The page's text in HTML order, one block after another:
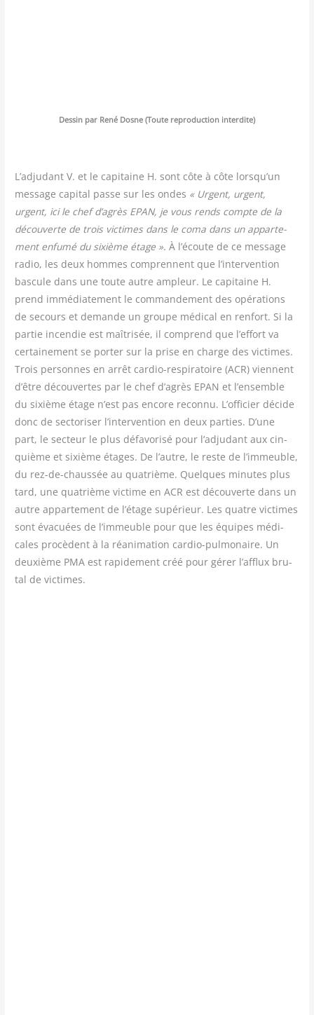
Des­sin par René Dosne (Toute repro­duc­tion interdite)
L’adjudant V. et le capi­taine H. sont côte à côte lorsqu’un
mes­sage capi­tal passe sur les ondes « Urgent, urgent,
urgent, ici le chef d’agrès EPAN, je vous rends compte de la
décou­verte de trois vic­times dans le coma dans un appar­te­
ment enfu­mé du sixième étage ». À l’écoute de ce mes­sage
radio, les deux hommes com­prennent que l’intervention
bas­cule dans une toute autre ampleur. Le capi­taine H.
prend immé­dia­te­ment le com­man­de­ment des opé­ra­tions
de secours et demande un groupe médi­cal en ren­fort. Si la
par­tie incen­die est maî­tri­sée, il com­prend que l’effort va
cer­tai­ne­ment se por­ter sur la prise en charge des vic­times.
Trois per­sonnes en arrêt car­dio-res­pi­ra­toire (ACR) viennent
d’être décou­vertes par le chef d’agrès EPAN et l’ensemble
du sixième étage n’est pas encore recon­nu. L’officier décide
donc de sec­to­ri­ser l’intervention en deux par­ties. D’une
part, le sec­teur le plus défa­vo­ri­sé pour l’adjudant aux cin­
quième et sixième étages. De l’autre, le reste de l’immeuble,
du rez-de-chaus­sée au qua­trième. Quelques minutes plus
tard, une qua­trième vic­time en ACR est décou­verte dans un
autre appar­te­ment de l’étage supé­rieur. Les quatre vic­times
sont éva­cuées de l’immeuble pour que les équipes médi­
cales pro­cèdent à la réani­ma­tion car­dio-pul­mo­naire. Un
deuxième PMA est rapi­de­ment créé pour gérer l’afflux bru­
tal de victimes.